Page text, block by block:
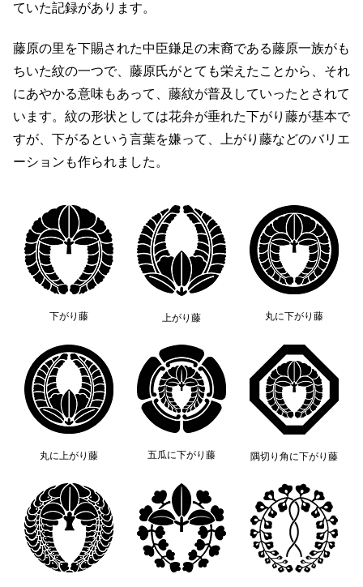
ていた記録があります。
藤原の里を下賜された中臣鎌足の末裔である藤原一族がも
ちいた紋の一つで、藤原氏がとても栄えたことから、それ
にあやかる意味もあって、藤紋が普及していったとされて
います。紋の形状としては花弁が垂れた下がり藤が基本で
すが、下がるという言葉を嫌って、上がり藤などのバリエ
ーションも作られました。
下がり藤 上がり藤 丸に下がり藤
丸に上がり藤 五瓜に下がり藤 隅切り角に下がり藤